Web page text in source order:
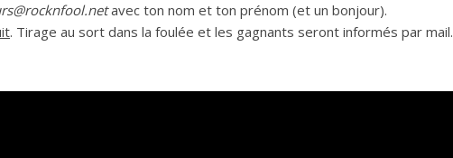
avec ton nom et ton prénom (et un bonjour).
. Tirage au sort dans la foulée et les gagnants seront informés par mail.